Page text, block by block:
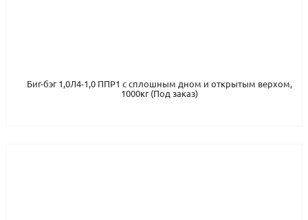
Биг-бэг 1,0Л4-1,0 ППР1 с сплошным дном и открытым верхом,
1000кг (Под заказ)